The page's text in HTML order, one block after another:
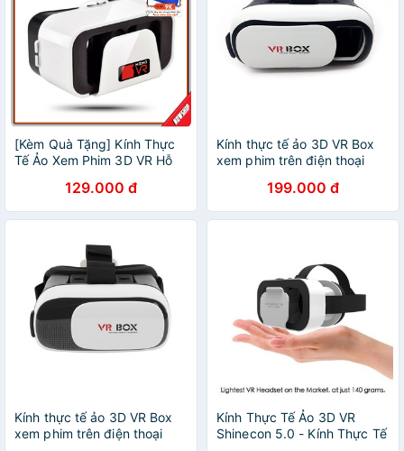
[Kèm Quà Tặng] Kính Thực
Tế Ảo Xem Phim 3D VR Hỗ
129.000 đ
Kính thực tế ảo 3D VR Box
xem phim trên điện thoại
199.000 đ
Kính thực tế ảo 3D VR Box
xem phim trên điện thoại
Kính Thực Tế Ảo 3D VR
Shinecon 5.0 - Kính Thực Tế